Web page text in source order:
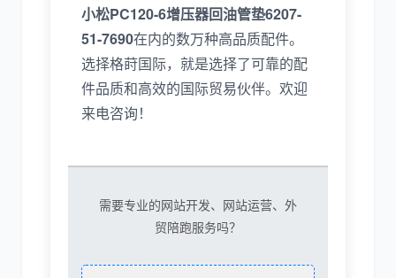
小松PC120-6增压器回油管垫6207-
51-7690在内的数万种高品质配件。
选择格莳国际，就是选择了可靠的配
件品质和高效的国际贸易伙伴。欢迎
来电咨询！
需要专业的网站开发、网站运营、外
贸陪跑服务吗？